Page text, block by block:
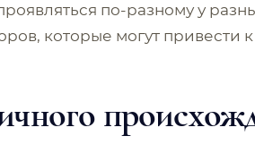
по-разному у
которые могут привести к